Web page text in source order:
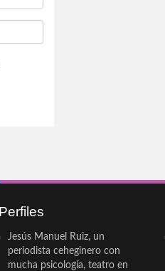
Perfiles
Jesús Manuel Ruiz, un
periodista ceheginero con
mucha psicología, teatro en